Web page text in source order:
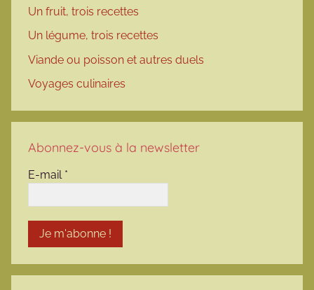
Un fruit, trois recettes
Un légume, trois recettes
Viande ou poisson et autres duels
Voyages culinaires
Abonnez-vous à la newsletter
E-mail *